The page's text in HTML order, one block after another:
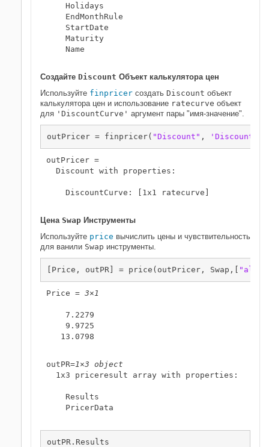
    Holidays
    EndMonthRule
    StartDate
    Maturity
    Name
Создайте Discount Объект калькулятора цен
Используйте finpricer создать Discount объект
калькулятора цен и использование ratecurve объект
для 'DiscountCurve' аргумент пары "имя-значение".
outPricer = finpricer( "Discount" ,
outPricer =
  Discount with properties:
    DiscountCurve: [1x1 ratecurve]
Цена Swap Инструменты
Используйте price вычислить цены и чувствительность
для ванили Swap инструменты.
[Price, outPR] = price(outPricer, Swap,[ "all"
Price = 3×1
    7.2279
    9.9725
   13.0798
outPR=1×3 object
  1x3 priceresult array with properties:
    Results
    PricerData
outPR.Results